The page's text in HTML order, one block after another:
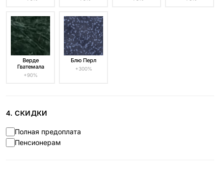
Верде
Гватемала
+90%
Блю Перл
+300%
4. СКИДКИ
Полная предоплата
Пенсионерам